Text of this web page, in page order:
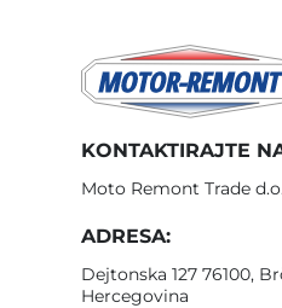
KONTAKTIRAJTE
Moto Remont Trade
ADRESA:
Dejtonska 127 76100,
Hercegovina